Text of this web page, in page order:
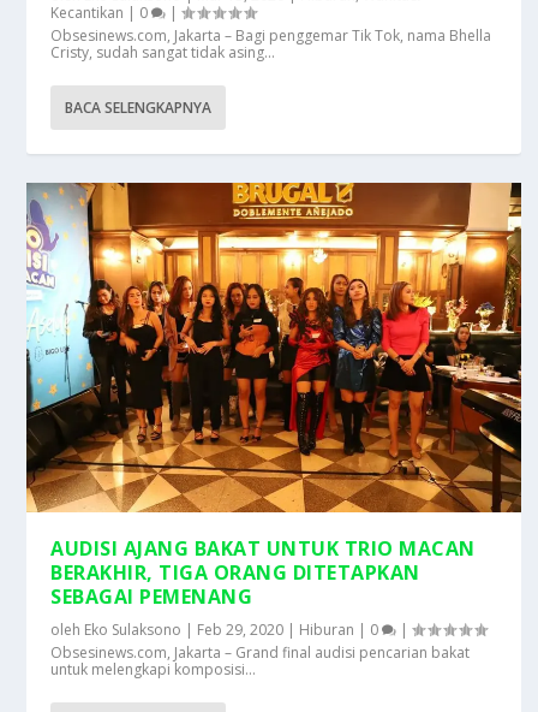
Kecantikan | 0
|
Obsesinews.com, Jakarta – Bagi penggemar Tik Tok, nama Bhella
Cristy, sudah sangat tidak asing...
BACA SELENGKAPNYA
AUDISI AJANG BAKAT UNTUK TRIO MACAN
BERAKHIR, TIGA ORANG DITETAPKAN
SEBAGAI PEMENANG
oleh Eko Sulaksono | Feb 29, 2020 | Hiburan | 0
|
Obsesinews.com, Jakarta – Grand final audisi pencarian bakat
untuk melengkapi komposisi...